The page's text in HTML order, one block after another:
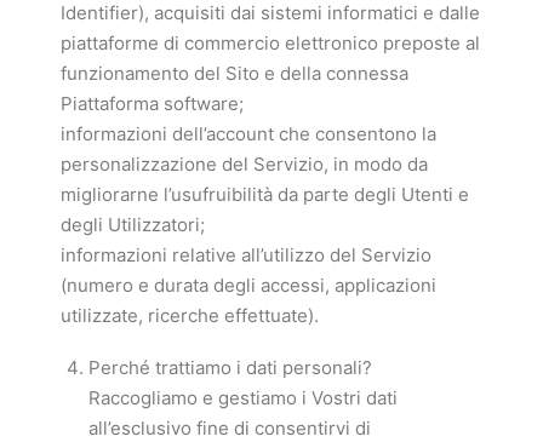
Identifier), acquisiti dai sistemi informatici e dalle
piattaforme di commercio elettronico preposte al
funzionamento del Sito e della connessa
Piattaforma software;
informazioni dell’account che consentono la
personalizzazione del Servizio, in modo da
migliorarne l’usufruibilità da parte degli Utenti e
degli Utilizzatori;
informazioni relative all’utilizzo del Servizio
(numero e durata degli accessi, applicazioni
utilizzate, ricerche effettuate).
Perché trattiamo i dati personali?
Raccogliamo e gestiamo i Vostri dati
all’esclusivo fine di consentirvi di